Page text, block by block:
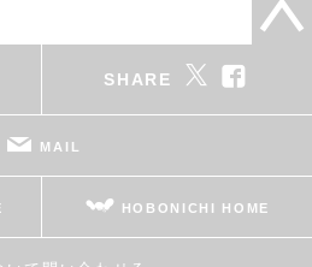
SHARE
MAIL
HOBONICHI HOME